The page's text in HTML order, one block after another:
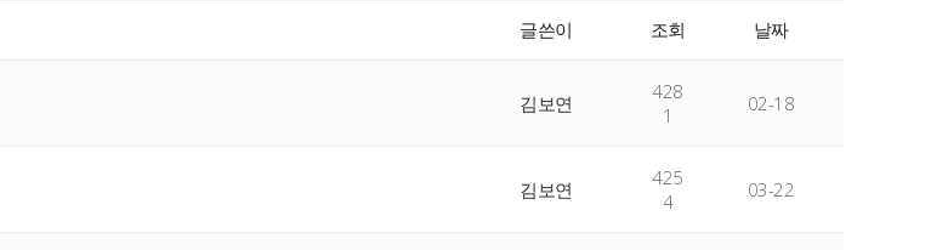
글쓴이 조회 날짜
김보연
428
1
02-18
김보연
425
4
03-22